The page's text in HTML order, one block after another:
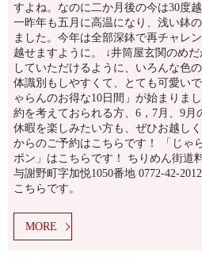
すよね。なのに二か月後の今は30度
一昨年も五月に高温になり、浅い鉢
ました。今年は全部深鉢で再チャレ
越せますように。 ↓井筒屋玄関のめ
していただけるように、いろんな色
体識別もしやすくて、とても可愛い
ゃらんのお得な10日間」が始まりま
約を考えておられる方、6，7月、9月
休暇を楽しみたい方も、ぜひお越し
からのご予約はこちらです！ 「じゃ
ポン」はこちらです！ ちりめん街道
与謝野町字加悦1050番地 0772-42-
こちらです。
MORE